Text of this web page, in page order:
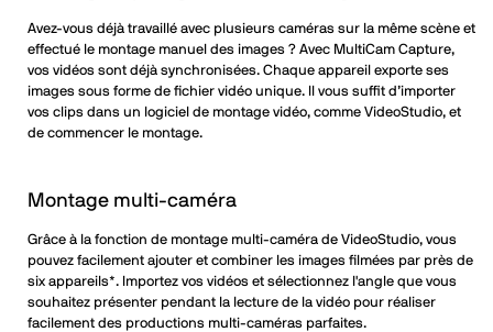
Avez-vous déjà travaillé avec plusieurs caméras sur la même scène et
effectué le montage manuel des images ? Avec MultiCam Capture,
vos vidéos sont déjà synchronisées. Chaque appareil exporte ses
images sous forme de fichier vidéo unique. Il vous suffit d’importer
vos clips dans un logiciel de montage vidéo, comme VideoStudio, et
de commencer le montage.
Montage multi-caméra
Grâce à la fonction de montage multi-caméra de VideoStudio, vous
pouvez facilement ajouter et combiner les images filmées par près de
six appareils*. Importez vos vidéos et sélectionnez l'angle que vous
souhaitez présenter pendant la lecture de la vidéo pour réaliser
facilement des productions multi-caméras parfaites.